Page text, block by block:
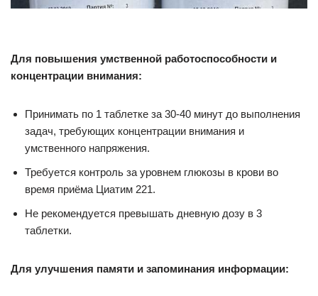
Для повышения умственной работоспособности и
концентрации внимания:
Принимать по 1 таблетке за 30-40 минут до выполнения
задач, требующих концентрации внимания и
умственного напряжения.
Требуется контроль за уровнем глюкозы в крови во
время приёма Циатим 221.
Не рекомендуется превышать дневную дозу в 3
таблетки.
Для улучшения памяти и запоминания информации: